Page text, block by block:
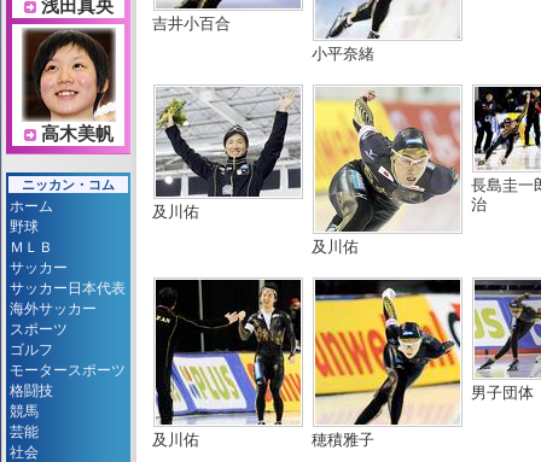
吉井小百合
小平奈緒
及川佑
及川佑
長島圭一
治
及川佑 穂積雅子
男子団体
浅田真央
高木美帆
ニッカン・コム
ホーム
野球
ＭＬＢ
サッカー
サッカー日本代表
海外サッカー
スポーツ
ゴルフ
モータースポーツ
格闘技
競馬
芸能
社会